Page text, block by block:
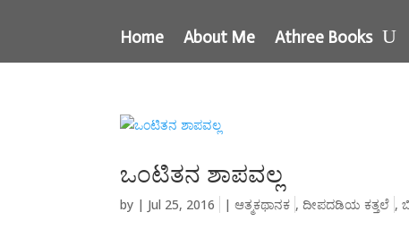
Home About Me Athree Books
ಒಂಟಿತನ ಶಾಪವಲ್ಲ
by | Jul 25, 2016 |ಆತ್ಮಕಥಾನಕ ,ದೀಪದಡಿಯ ಕತ್ತಲೆ ,